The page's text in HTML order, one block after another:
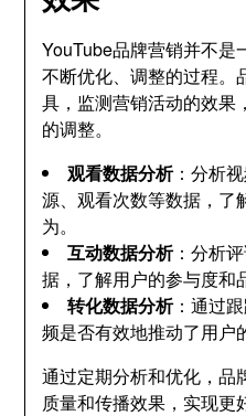
YouTube品牌营销并不是
不断优化、调整的过程。
具，监测营销活动的效果
的调整。
观看数据分析：分析
源、观看次数等数据，了
为。
互动数据分析：分析
据，了解用户的参与度和
转化数据分析：通过
频是否有效地推动了用户
通过定期分析和优化，品
质量和传播效果，实现更